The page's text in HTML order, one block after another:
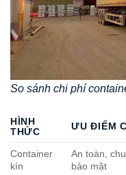
So sánh chi phí
HÌNH
THỨC
ƯU ĐIỂM
Container
kín
An toàn,
bảo mật